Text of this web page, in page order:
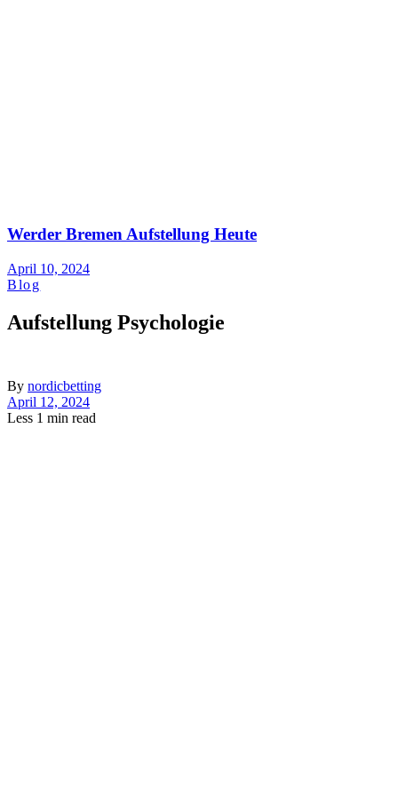
Werder Bremen Aufstellung Heute
April 10, 2024
Blog
Aufstellung Psychologie
By nordicbetting
April 12, 2024
Less 1 min read